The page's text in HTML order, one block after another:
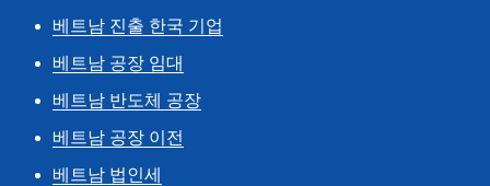
베트남 진출 한국 기업
베트남 공장 임대
베트남 반도체 공장
베트남 공장 이전
베트남 법인세